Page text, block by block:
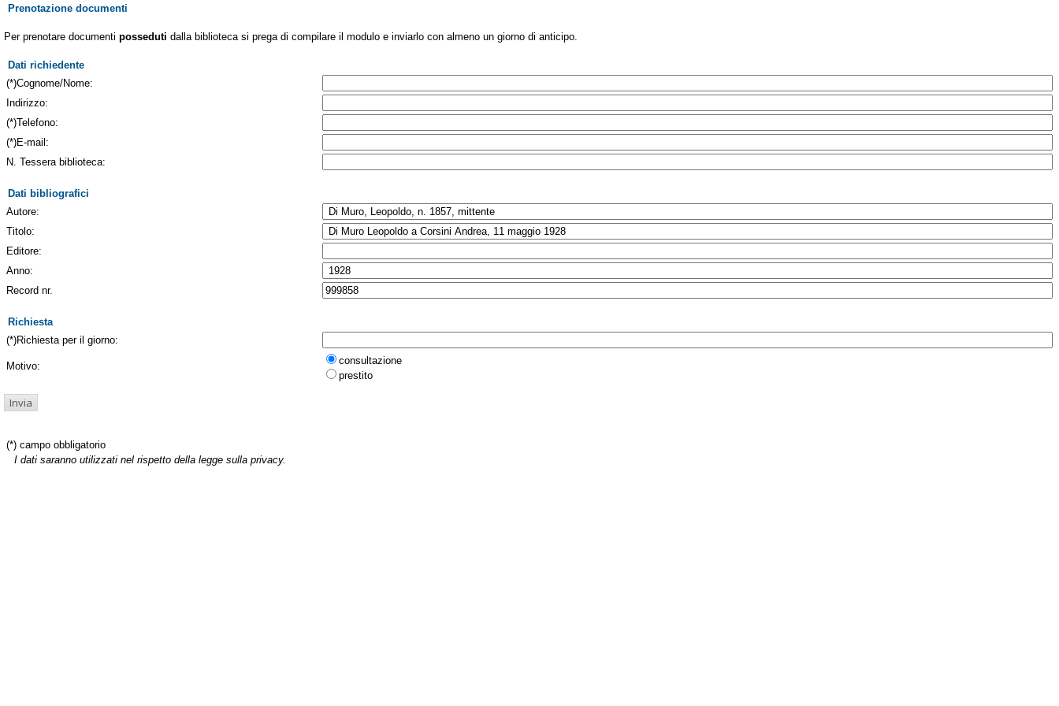
Prenotazione documenti
Per prenotare documenti posseduti dalla biblioteca si prega di compilare il modulo e inviarlo con almeno un giorno di anticipo.
Dati richiedente
(*)Cognome/Nome:
Indirizzo:
(*)Telefono:
(*)E-mail:
N. Tessera biblioteca:
Dati bibliografici
Autore:
Titolo:
Editore:
Anno:
Record nr.
Richiesta
(*)Richiesta per il giorno:
Motivo:
consultazione
prestito
(*) campo obbligatorio
I dati saranno utilizzati nel rispetto della legge sulla privacy.